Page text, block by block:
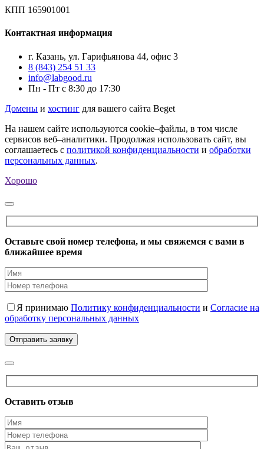
КПП 165901001
Контактная информация
г. Казань, ул. Гарифьянова 44, офис 3
8 (843) 254 51 33
info@labgood.ru
Пн - Пт с 8:30 до 17:30
Домены и хостинг для вашего сайта Beget
На нашем сайте используются cookie–файлы, в том числе
сервисов веб–аналитики. Продолжая использовать сайт, вы
соглашаетесь с политикой конфиденциальности и обработки
персональных данных.
Хорошо
Оставьте свой номер телефона, и мы свяжемся с вами в
ближайшее время
Я принимаю Политику конфиденциальности и Согласие на
обработку персональных данных
Оставить отзыв